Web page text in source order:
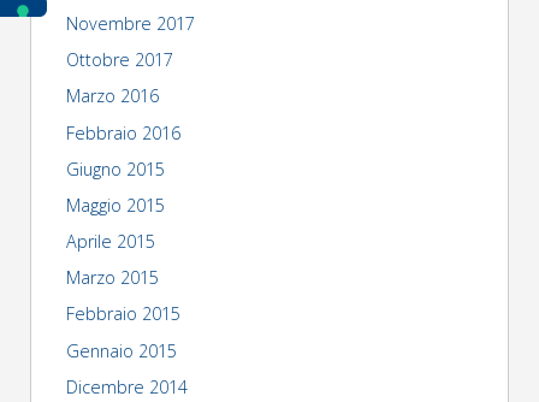
Novembre 2017
Ottobre 2017
Marzo 2016
Febbraio 2016
Giugno 2015
Maggio 2015
Aprile 2015
Marzo 2015
Febbraio 2015
Gennaio 2015
Dicembre 2014